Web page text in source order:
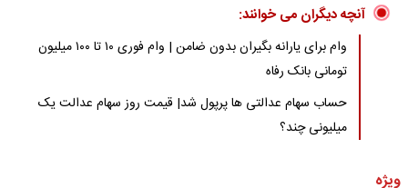
آنچه دیگران می خوانند:
وام برای یارانه بگیران بدون ضامن | وام فوری ۱۰ تا ۱۰۰ میلیون
تومانی بانک رفاه
حساب سهام عدالتی ها پرپول شد| قیمت روز سهام عدالت یک
میلیونی چند؟
ویژه